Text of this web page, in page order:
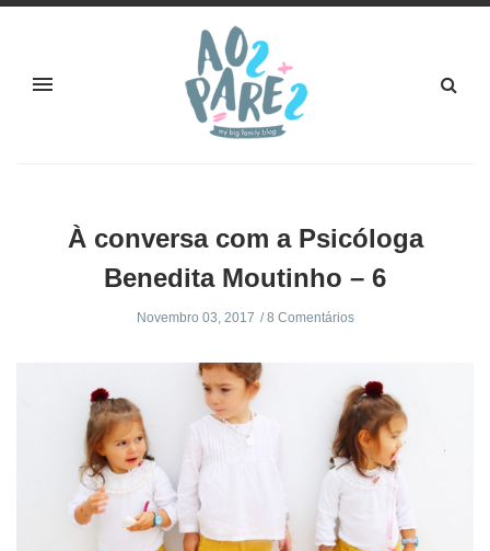
À conversa com a Psicóloga
Benedita Moutinho – 6
Novembro 03, 2017 8 Comentários